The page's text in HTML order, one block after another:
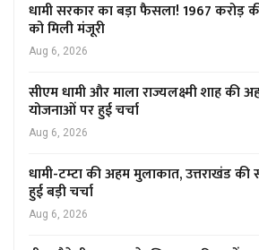
धामी सरकार का बड़ा फैसला! 1967 करोड़
को मिली मंजूरी
Aug 6, 2026
सीएम धामी और माला राज्यलक्ष्मी शाह की
योजनाओं पर हुई चर्चा
Aug 6, 2026
धामी-टम्टा की अहम मुलाकात, उत्तराखंड
हुई बड़ी चर्चा
Aug 6, 2026